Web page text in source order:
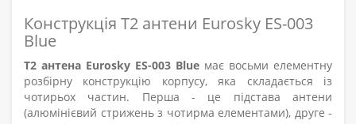
Конструкція Т2 антени Eurosky ES-003
Blue
Т2 антена Eurosky ES-003 Blue має восьми елементну
розбірну конструкцію корпусу, яка складається із
чотирьох частин. Перша - це підстава антени
(алюмінієвий стрижень з чотирма елементами), друге -